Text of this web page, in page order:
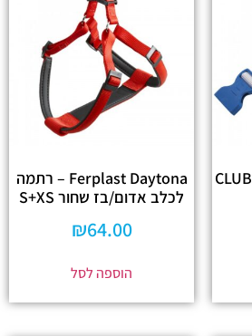
Ferplast – קולר לכלב CLUB
Ferplast Daytona – רתמה
לכלב אדום/בז שחור S+XS
₪64.00
הוספה לסל